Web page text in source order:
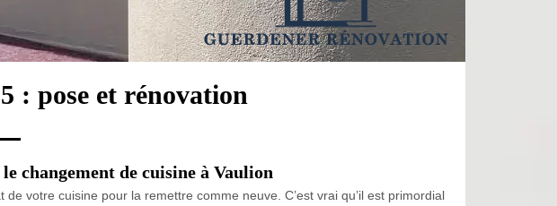
: pose et rénovation
changement de cuisine à Vaulion
de votre cuisine pour la remettre comme neuve. C’est vrai qu’il est primordial